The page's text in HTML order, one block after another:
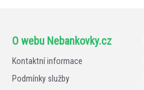
O webu Nebankovky.cz
Kontaktní informace
Podmínky služby